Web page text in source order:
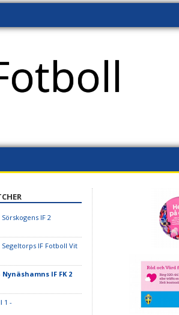
IF 2
Segeltorps IF Fotboll Vit
Nynäshamns IF FK 2
1 -